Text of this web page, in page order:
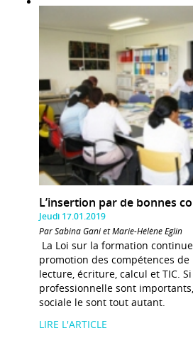
L’insertion par de bonnes
Jeudi 17.01.2019
Par Sabina Gani et Marie-Hélène Eglin
La Loi sur la formation
promotion des compétences
lecture, écriture, calcul et TIC.
professionnelle sont
sociale le sont tout autant.
LIRE L'ARTICLE